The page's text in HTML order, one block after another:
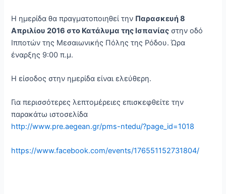
Η ημερίδα θα πραγματοποιηθεί την Παρασκευή 8
Απριλίου 2016 στο Κατάλυμα της Ισπανίας στην οδό
Ιπποτών της Μεσαιωνικής Πόλης της Ρόδου. Ώρα
έναρξης 9:00 π.μ.
Η είσοδος στην ημερίδα είναι ελεύθερη.
Για περισσότερες λεπτομέρειες επισκεφθείτε την
παρακάτω ιστοσελίδα
http://www.pre.aegean.gr/pms-ntedu/?page_id=1018
https://www.facebook.com/events/176551152731804/